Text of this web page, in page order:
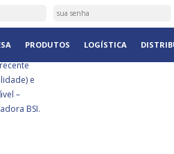
PRODUTOS LOGÍSTICA
e
–
BSI.